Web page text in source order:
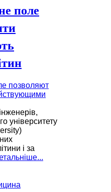
поле
університету
і за